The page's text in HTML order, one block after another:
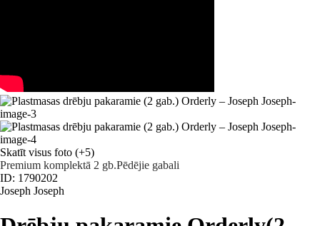
Skatīt visus foto (+5)
Premium komplektā 2 gb.Pēdējie gabali
ID: 1790202
Joseph Joseph